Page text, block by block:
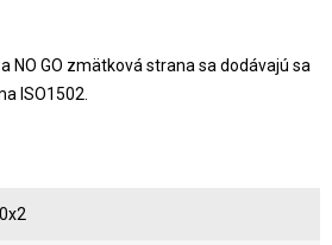
NO GO zmätková strana sa dodávajú sa
ISO1502.